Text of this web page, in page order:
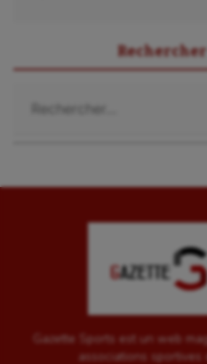
Tir
Wakeboard
Water-polo
Gazette Sports est un web
associations sportives